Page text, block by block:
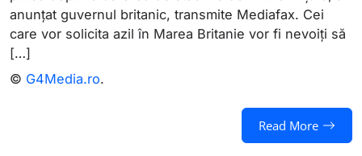
anunțat guvernul britanic, transmite Mediafax. Cei
care vor solicita azil în Marea Britanie vor fi nevoiți să
[…]
© G4Media.ro.
Read More